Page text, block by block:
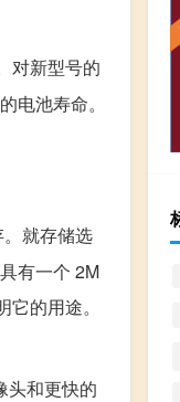
对新型号的
电池寿命。
就存储选
有一个 2M
的用途。
头和更快的